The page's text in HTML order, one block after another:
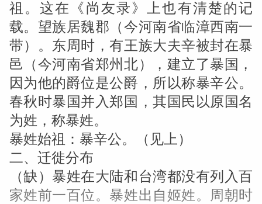
祖。这在《尚友录》上也有清楚的记
载。望族居魏郡（今河南省临漳西南一
带）。东周时，有王族大夫辛被封在暴
邑（今河南省郑州北），建立了暴国，
因为他的爵位是公爵，所以称暴辛公。
春秋时暴国并入郑国，其国民以原国名
为姓，称暴姓。
暴姓始祖：暴辛公。（见上）
二、迁徙分布
（缺）暴姓在大陆和台湾都没有列入百
家姓前一百位。暴姓出自姬姓。周朝时